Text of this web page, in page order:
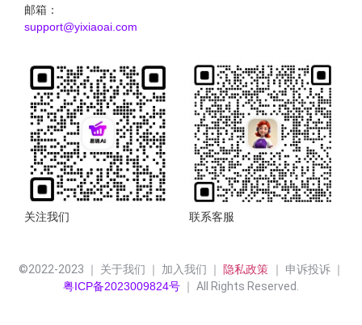
邮箱：
support@yixiaoai.com
关注我们 联系客服
©2022-2023 ｜ 关于我们 ｜ 加入我们 ｜ 隐私政策
｜ 申诉投诉 ｜
粤ICP备2023009824号 ｜ All Rights Reserved.